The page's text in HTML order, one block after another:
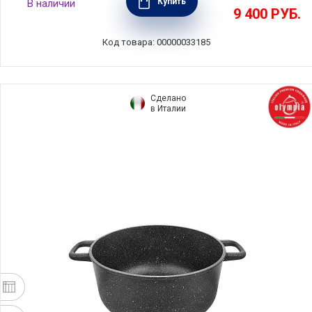
20 см, нержавеющая сталь, Barazzoni,
Италия, 163602020
В наличии
9 400 РУБ.
Код товара: 00000033185
Сделано
в Италии